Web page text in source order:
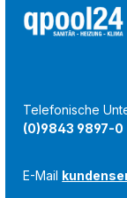
Telefonische
(0)9843 9897-0
E-Mail